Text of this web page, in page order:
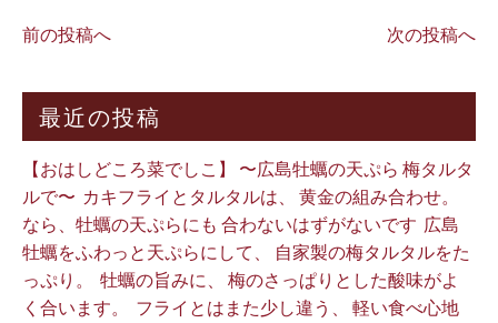
前の投稿へ 次の投稿へ
最近の投稿
【おはしどころ菜でしこ】 〜広島牡蠣の天ぷら 梅タルタ
ルで〜 ⁡ カキフライとタルタルは、 黄金の組み合わせ。 ⁡
なら、牡蠣の天ぷらにも 合わないはずがないです ⁡ 広島
牡蠣をふわっと天ぷらにして、 自家製の梅タルタルをた
っぷり。 ⁡ 牡蠣の旨みに、 梅のさっぱりとした酸味がよ
く合います。 ⁡ フライとはまた少し違う、 軽い食べ心地